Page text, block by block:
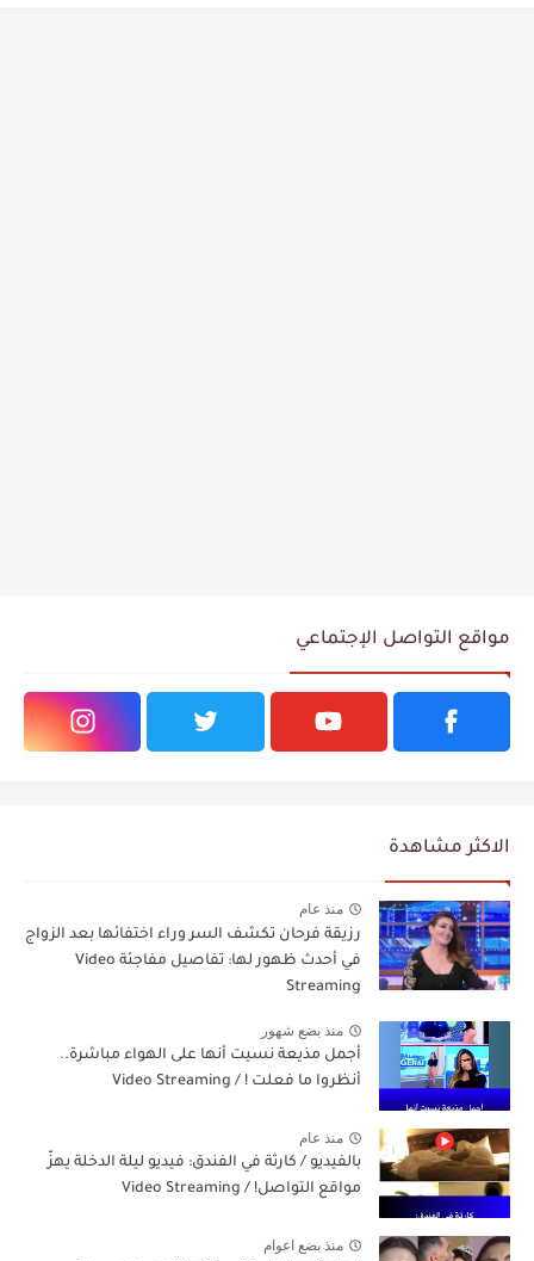
مواقع التواصل الإجتماعي
الاكثر مشاهدة
منذ عام
رزيقة فرحان تكشف السر وراء اختفائها بعد الزواج
في أحدث ظهور لها: تفاصيل مفاجئة Video
Streaming
منذ بضع شهور
أجمل مذيعة نسيت أنها على الهواء مباشرة..
أنظروا ما فعلت ! / Video Streaming
منذ عام
بالفيديو / كارثة في الفندق: فيديو ليلة الدخلة يهزّ
مواقع التواصل! / Video Streaming
منذ بضع اعوام